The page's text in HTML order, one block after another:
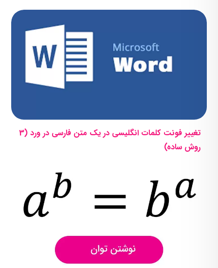
تغییر فونت کلمات انگلیسی در یک متن فارسی در ورد (3
روش ساده)